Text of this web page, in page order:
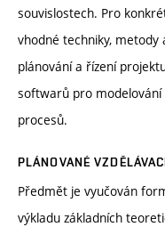
souvislostech. Pro
vhodné techniky,
plánování a řízení
softwarů pro
procesů.
PLÁNOVANÉ
Předmět je vyučován
výkladu základních